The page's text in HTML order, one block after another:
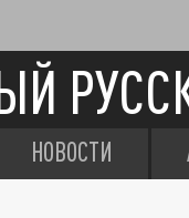
НОВОСТИ